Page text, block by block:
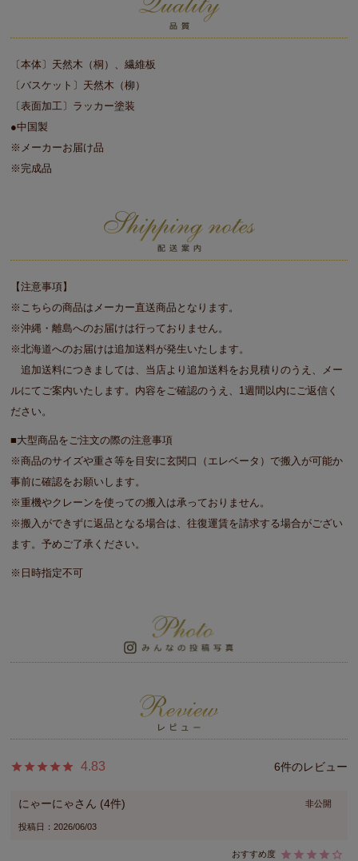
〔本体〕天然木（桐）、繊維板
〔バスケット〕天然木（柳）
〔表面加工〕ラッカー塗装
●中国製
※メーカーお届け品
※完成品
【注意事項】
※こちらの商品はメーカー直送商品となります。
※沖縄・離島へのお届けは行っておりません。
※北海道へのお届けは追加送料が発生いたします。
追加送料につきましては、当店より追加送料をお見積りのうえ、メー
ルにてご案内いたします。内容をご確認のうえ、1週間以内にご返信く
ださい。
■大型商品をご注文の際の注意事項
※商品のサイズや重さ等を目安に玄関口（エレベータ）で搬入が可能か
事前に確認をお願いします。
※重機やクレーンを使っての搬入は承っておりません。
※搬入ができずに返品となる場合は、往復運賃を請求する場合がござい
ます。予めご了承ください。
※日時指定不可
4.83 6
にゃーにゃ 4 非公開
投稿日 2026/06/03